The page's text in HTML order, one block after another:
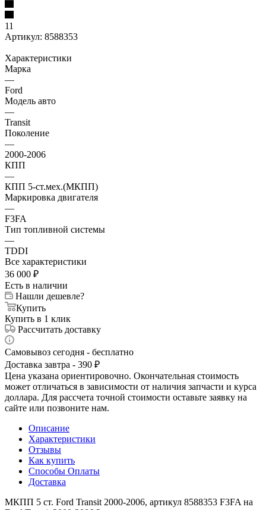
11
Артикул: 8588353
Характеристики
Марка
—
Ford
Модель авто
—
Transit
Поколение
—
2000-2006
КПП
—
КПП 5-ст.мех.(МКПП)
Маркировка двигателя
—
F3FA
Тип топливной системы
—
TDDI
Все характеристики
36 000 ₽
Есть в наличии
Нашли дешевле?
Купить
Купить в 1 клик
Рассчитать доставку
Самовывоз сегодня - бесплатно
Доставка завтра - 390 ₽
Цена указана ориентировочно. Окончательная стоимость
может отличаться в зависимости от наличия запчасти и курса
доллара. Для рассчета точной стоимости оставьте заявку на
сайте или позвоните нам.
Описание
Характеристики
Отзывы
Как купить
Способы Оплаты
Доставка
МКПП 5 ст. Ford Transit 2000-2006, артикул 8588353 F3FA на